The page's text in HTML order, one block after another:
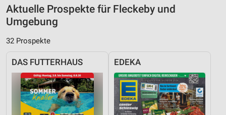
Aktuelle Prospekte für Fleckeby und
Umgebung
32 Prospekte
DAS FUTTERHAUS EDEKA